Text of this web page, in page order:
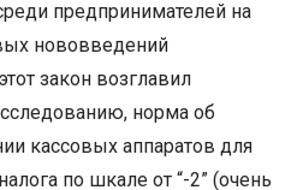
предпринимателей на
нововведений
закон возглавил
норма об
кассовых аппаратов для
по шкале от “-2” (очень